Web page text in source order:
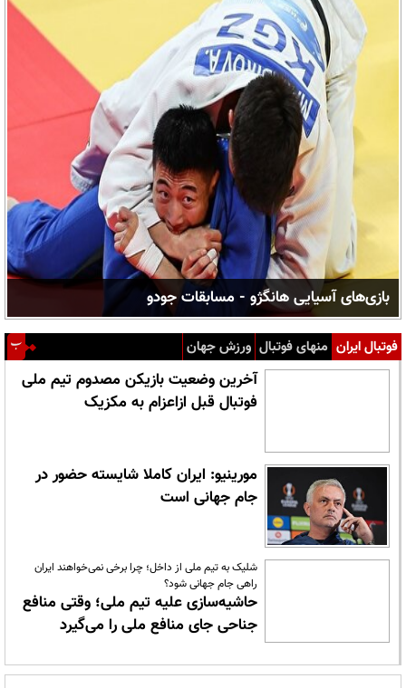
بازی‌های آسیایی هانگژو - مسابقات جودو
فوتبال ایران منهای فوتبال ورزش جهان
آخرین وضعیت بازیکن مصدوم تیم ملی
فوتبال قبل ازاعزام به مکزیک
مورینیو: ایران کاملا شایسته حضور در
جام جهانی است
شلیک به تیم ملی از داخل؛ چرا برخی نمی‌خواهند ایران
راهی جام جهانی شود؟
حاشیه‌سازی علیه تیم ملی؛ وقتی منافع
جناحی جای منافع ملی را می‌گیرد